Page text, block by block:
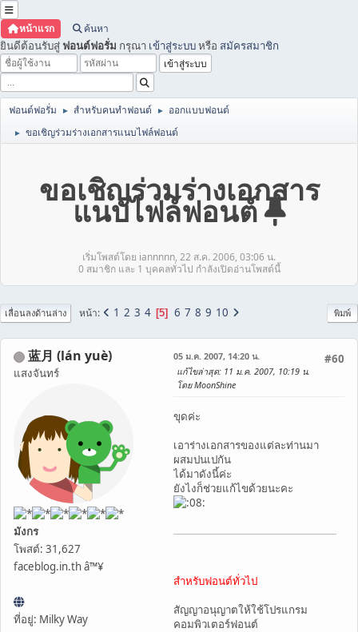
หน้าแรก ค้นหา
ยินดีต้อนรับสู่ ฟอนต์ฟอรั่ม กรุณา เข้าสู่ระบบหรือ สมัครสมาชิก
ฟอนต์ฟอรั่ม ► สำหรับคนทำฟอนต์ ► ออกแบบฟอนต์
► ขอเชิญร่วมร่างเอกสารแนบไฟล์ฟอนต์
ขอเชิญร่วมร่างเอกสาร
แนบไฟล์ฟอนต์
เริ่มโพสต์โดย iannnnn, 22 ส.ค. 2006, 03:06 น.
0 สมาชิก และ 1 บุคคลทั่วไป กำลังเปิดอ่านโพสต์นี้
พิมพ์
เลื่อนลงด้านล่าง หน้า 1 2 3 4 5 6 7 8 9 10
蓝月 (lán yuè)
แสงจันทร์
มังกร
โพสต์: 31,627
faceblog.in.th â™¥
ที่อยู่: Milky Way
#60
05 ม.ค. 2007, 14:20 น.
แก้ไขล่าสุด: 11 ม.ค. 2007, 10:19 น.
โดย MoonShine
ขุดค่ะ
เอาร่างเอกสารของแต่ละท่านมา
ผสมปนเปกัน
ได้มาดังนี้ค่ะ
ยังไงก็ช่วยแก้ไขด้วยนะคะ
สำหรับฟอนต์ทั่วไป
สัญญาอนุญาตให้ใช้โปรแกรม
คอมพิวเตอร์ฟอนต์